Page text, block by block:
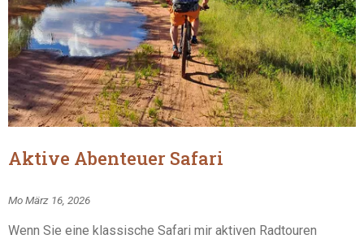
Aktive Abenteuer Safari
Mo März 16, 2026
Wenn Sie eine klassische Safari mir aktiven Radtouren